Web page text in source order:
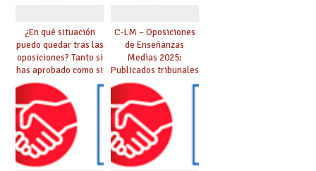
¿En qué situación
puedo quedar tras las
oposiciones? Tanto si
has aprobado como si
te quedas en bolsa,
te lo explicamos todo
aquí
C-LM – Oposiciones
de Enseñanzas
Medias 2025:
Publicados tribunales
y sedes. CONSULTA
AQUÍ TU TRIBUNAL.
Las pruebas se
iniciarán el 21 de
junio.